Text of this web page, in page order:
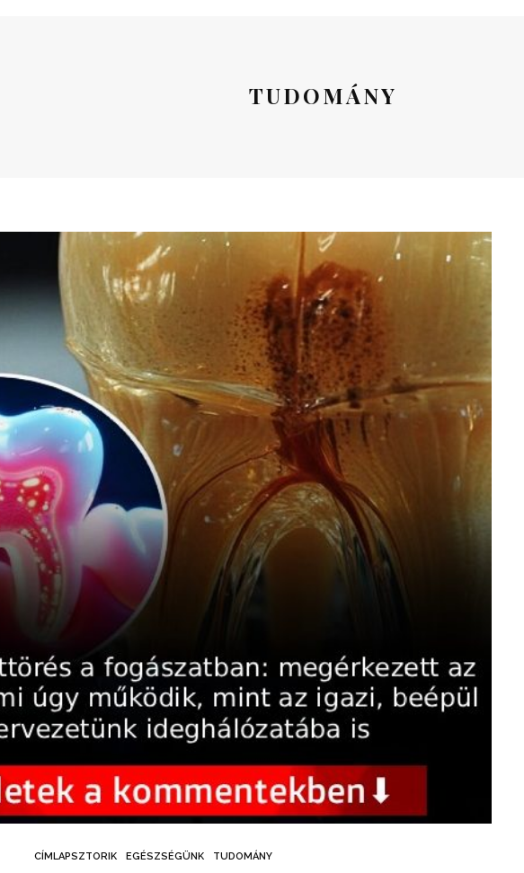
TUDOMÁNY
CÍMLAPSZTORIK EGÉSZSÉGÜNK TUDOMÁNY
99,13%-OS HATÉKONYSÁGGAL
NULLÁZZA AZ ÁRAMSZÁMLÁT
ZSENIÁLIS DOLOG TALÁLT KI